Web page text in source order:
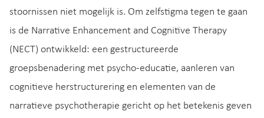
stoornissen niet mogelijk is. Om zelfstigma tegen te gaan
is de Narrative Enhancement and Cognitive Therapy
(NECT) ontwikkeld: een gestructureerde
groepsbenadering met psycho-educatie, aanleren van
cognitieve herstructurering en elementen van de
narratieve psychotherapie gericht op het betekenis geven